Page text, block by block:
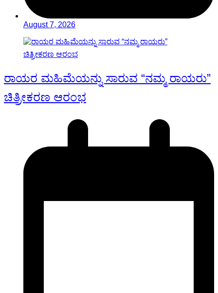
August 7, 2026
ರಾಯರ ಮಹಿಮೆಯನ್ನು ಸಾರುವ “ನಮ್ಮ ರಾಯರು”
ಚಿತ್ರೀಕರಣ ಆರಂಭ